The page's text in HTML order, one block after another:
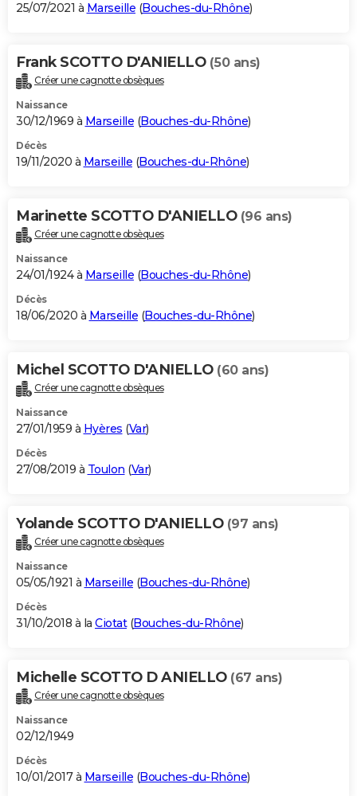
25/07/2021 à Marseille (Bouches-du-Rhône)
Frank SCOTTO D'ANIELLO (50 ans)
Créer une cagnotte obsèques
Naissance
30/12/1969 à Marseille (Bouches-du-Rhône)
Décès
19/11/2020 à Marseille (Bouches-du-Rhône)
Marinette SCOTTO D'ANIELLO (96 ans)
Créer une cagnotte obsèques
Naissance
24/01/1924 à Marseille (Bouches-du-Rhône)
Décès
18/06/2020 à Marseille (Bouches-du-Rhône)
Michel SCOTTO D'ANIELLO (60 ans)
Créer une cagnotte obsèques
Naissance
27/01/1959 à Hyères (Var)
Décès
27/08/2019 à Toulon (Var)
Yolande SCOTTO D'ANIELLO (97 ans)
Créer une cagnotte obsèques
Naissance
05/05/1921 à Marseille (Bouches-du-Rhône)
Décès
31/10/2018 à la Ciotat(Bouches-du-Rhône)
Michelle SCOTTO D ANIELLO (67 ans)
Créer une cagnotte obsèques
Naissance
02/12/1949
Décès
10/01/2017 à Marseille (Bouches-du-Rhône)